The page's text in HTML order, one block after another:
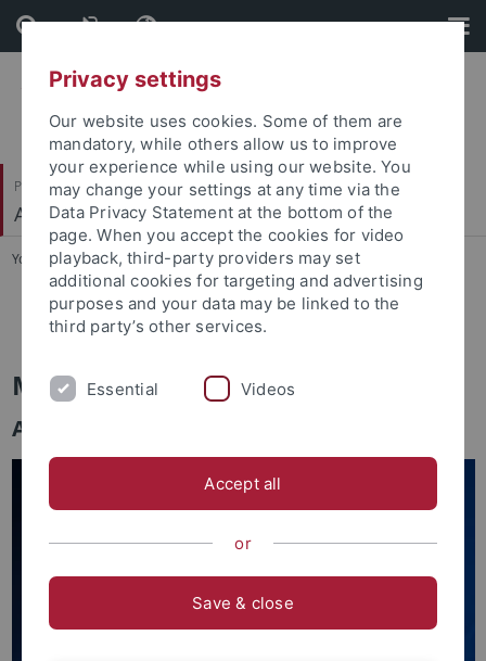
Skip
to
content
Skip
to
footer
Philosophische Fakultät
Alte Geschichte
You are here: Startseite ... Personen
M. Schilling
Maurits Sterk de Leeuw
Akademischer Mitarbeiter
Privacy settings
Our website uses cookies. Some of them are
mandatory, while others allow us to improve
your experience while using our website. You
may change your settings at any time via the
Data Privacy Statement at the bottom of the
page. When you accept the cookies for video
playback, third-party providers may set
additional cookies for targeting and advertising
purposes and your data may be linked to the
third party’s other services.
Essential Videos
Accept all
or
Save & close